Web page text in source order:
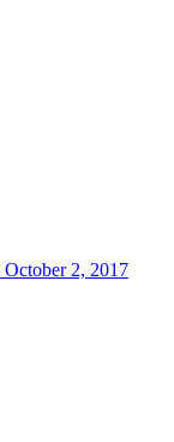
October 2, 2017